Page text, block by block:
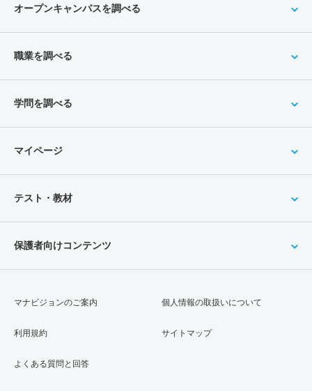
オープンキャンパスを調べる
職業を調べる
学問を調べる
マイページ
テスト・教材
保護者向けコンテンツ
マナビジョンのご案内
利用規約
よくある質問と回答
個人情報の取扱いについて
サイトマップ